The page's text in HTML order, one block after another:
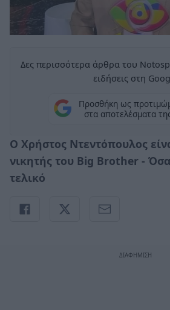
Δες περισσότερα άρθρα του
ειδήσεις στη
Προσθήκη ως
στα αποτελέσματα
Ο Χρήστος Ντεντόπουλος
νικητής του Big Brother -
τελικό